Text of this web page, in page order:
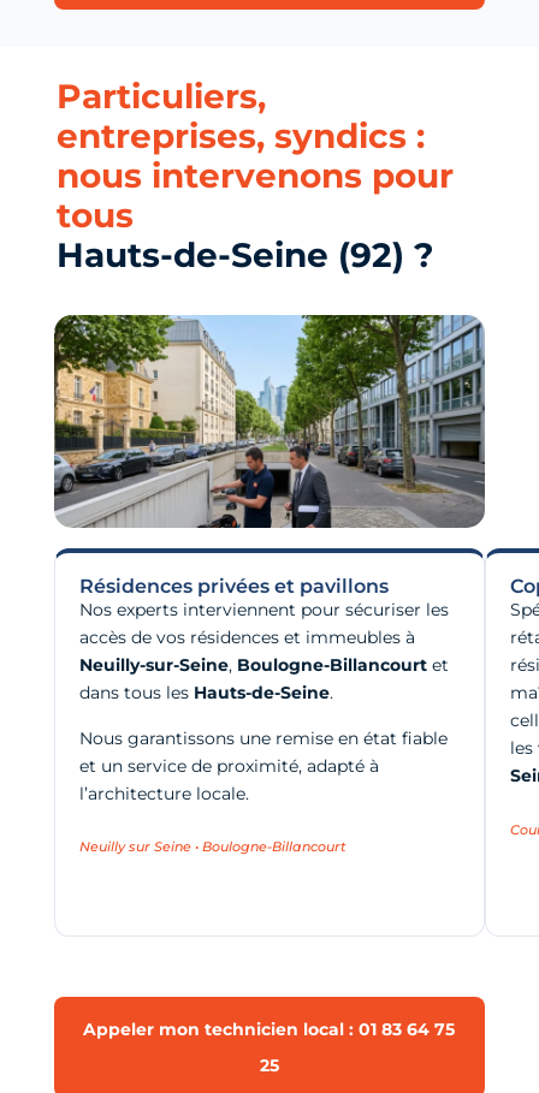
Particuliers,
entreprises, syndics :
nous intervenons pour
tous
Hauts-de-Seine (92) ?
Résidences privées et pavillons
Nos experts interviennent pour sécuriser les
accès de vos résidences et immeubles à
Neuilly-sur-Seine, Boulogne-Billancourtet
dans tous les Hauts-de-Seine.
Nous garantissons une remise en état fiable
et un service de proximité, adapté à
l’architecture locale.
Neuilly sur Seine • Boulogne-Billancourt
Appeler mon technicien local : 01 83 64 75
25